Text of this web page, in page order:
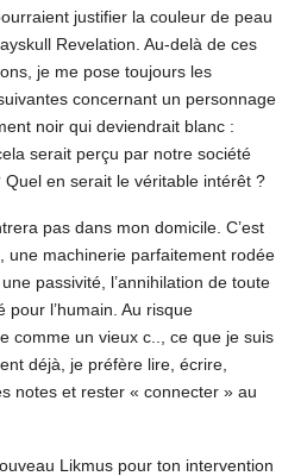
justifier la couleur de peau
Revelation. Au-delà de ces
je me pose toujours les
concernant un personnage
noir qui deviendrait blanc :
serait perçu par notre société
Quel en serait le véritable intérêt ?
pas dans mon domicile. C’est
une machinerie parfaitement rodée
passivité, l’annihilation de toute
pour l’humain. Au risque
comme un vieux c.., ce que je suis
déjà, je préfère lire, écrire,
notes et rester « connecter » au
Likmus pour ton intervention